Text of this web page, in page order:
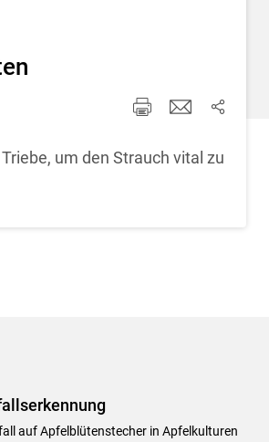
um den Strauch vital zu
auf Apfelblütenstecher in Apfelkulturen